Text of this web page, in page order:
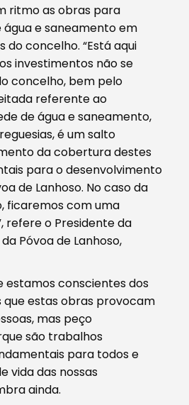
ritmo as obras para
e saneamento em
do concelho. “Está aqui
investimentos não se
concelho, bem pelo
referente ao
de água e saneamento,
é um salto
da cobertura destes
para o desenvolvimento
de Lanhoso. No caso da
ficaremos com uma
refere o Presidente da
Póvoa de Lanhoso,
estamos conscientes dos
estas obras provocam
mas peço
são trabalhos
para todos e
vida das nossas
ainda.